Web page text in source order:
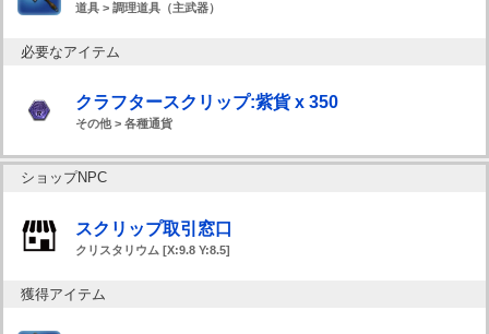
道具 > 調理道具（主武器）
必要なアイテム
クラフタースクリップ:紫貨 x 350
その他 > 各種通貨
ショップNPC
スクリップ取引窓口
クリスタリウム [X:9.8 Y:8.5]
獲得アイテム